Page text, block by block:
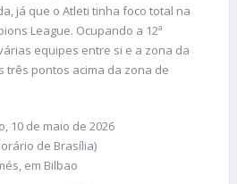
já que o Atleti tinha foco total na
League. Ocupando a 12ª
equipes entre si e a zona da
três pontos acima da zona de
10 de maio de 2026
de Brasília)
em Bilbao